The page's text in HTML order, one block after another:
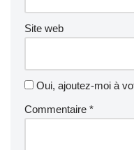
Site web
Oui, ajoutez-moi à
Commentaire *